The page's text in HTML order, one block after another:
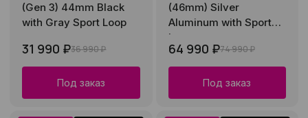
(Gen 3) 44mm Black
with Gray Sport Loop
31 990 ₽36 990 ₽
Под заказ
(46mm) Silver
Aluminum with Sport
Loop
64 990 ₽74 990 ₽
Под заказ